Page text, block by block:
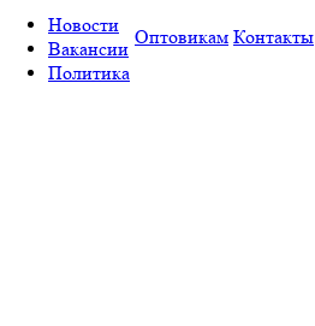
Новости
Вакансии
Политика
Оптовикам Контакты